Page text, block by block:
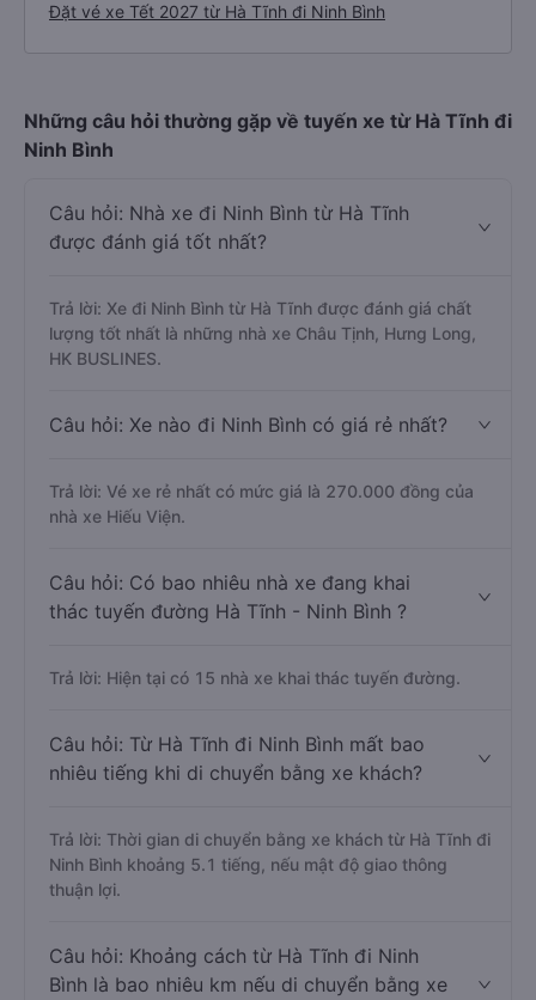
Đặt vé xe Tết 2027 từ Hà Tĩnh đi Ninh Bình
Những câu hỏi thường gặp về tuyến xe từ Hà Tĩnh đi
Ninh Bình
Câu hỏi: Nhà xe đi Ninh Bình từ Hà Tĩnh
được đánh giá tốt nhất?
Trả lời: Xe đi Ninh Bình từ Hà Tĩnh được đánh giá chất
lượng tốt nhất là những nhà xe Châu Tịnh, Hưng Long,
HK BUSLINES.
Câu hỏi: Xe nào đi Ninh Bình có giá rẻ nhất?
Trả lời: Vé xe rẻ nhất có mức giá là 270.000 đồng của
nhà xe Hiếu Viện.
Câu hỏi: Có bao nhiêu nhà xe đang khai
thác tuyến đường Hà Tĩnh - Ninh Bình ?
Trả lời: Hiện tại có 15 nhà xe khai thác tuyến đường.
Câu hỏi: Từ Hà Tĩnh đi Ninh Bình mất bao
nhiêu tiếng khi di chuyển bằng xe khách?
Trả lời: Thời gian di chuyển bằng xe khách từ Hà Tĩnh đi
Ninh Bình khoảng 5.1 tiếng, nếu mật độ giao thông
thuận lợi.
Câu hỏi: Khoảng cách từ Hà Tĩnh đi Ninh
Bình là bao nhiêu km nếu di chuyển bằng xe